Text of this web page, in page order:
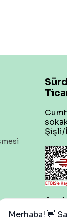
Şişli/
Merhaba! 👋